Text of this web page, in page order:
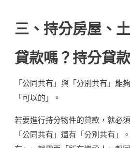
三、持分房屋、
貸款嗎？持分貸
「公同共有」與「分別共有」能
「可以的」。
若要進行持分物件的貸款，就必
「公同共有」還有「分別共有」